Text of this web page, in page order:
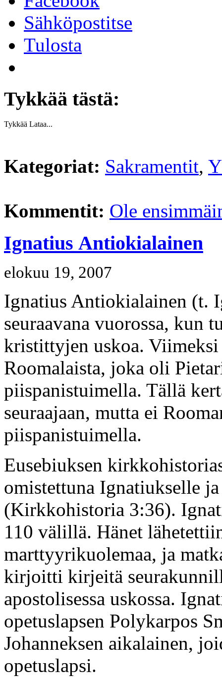
Sähköpostitse
Tulosta
Tykkää tästä:
Tykkää Lataa...
Kategoriat: Sakramentit,
Kommentit: Ole
Ignatius Antiokialainen
elokuu 19, 2007
Ignatius Antiokialainen (t.
seuraavana vuorossa, kun
kristittyjen uskoa.
Roomalaista, joka oli
piispanistuimella. Tällä
seuraajaan, mutta ei
piispanistuimella.
Eusebiuksen
omistettuna Ignatiukselle
(Kirkkohistoria 3:36).
110 välillä. Hänet
marttyyrikuolemaa, ja
kirjoitti kirjeitä
apostolisessa uskossa.
opetuslapsen Polykarpos
Johanneksen aikalainen,
opetuslapsi.